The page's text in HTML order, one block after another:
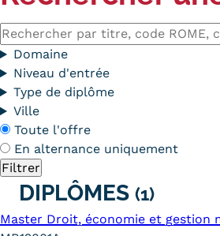
Rechercher
par
titre,
code
ROME,
code
du
diplôme
Domaine
Niveau d'entrée
Type de diplôme
Ville
En
alternance
Toute l'offre
En alternance uniquement
DIPLÔMES (1)
Master Droit, économie et gestion